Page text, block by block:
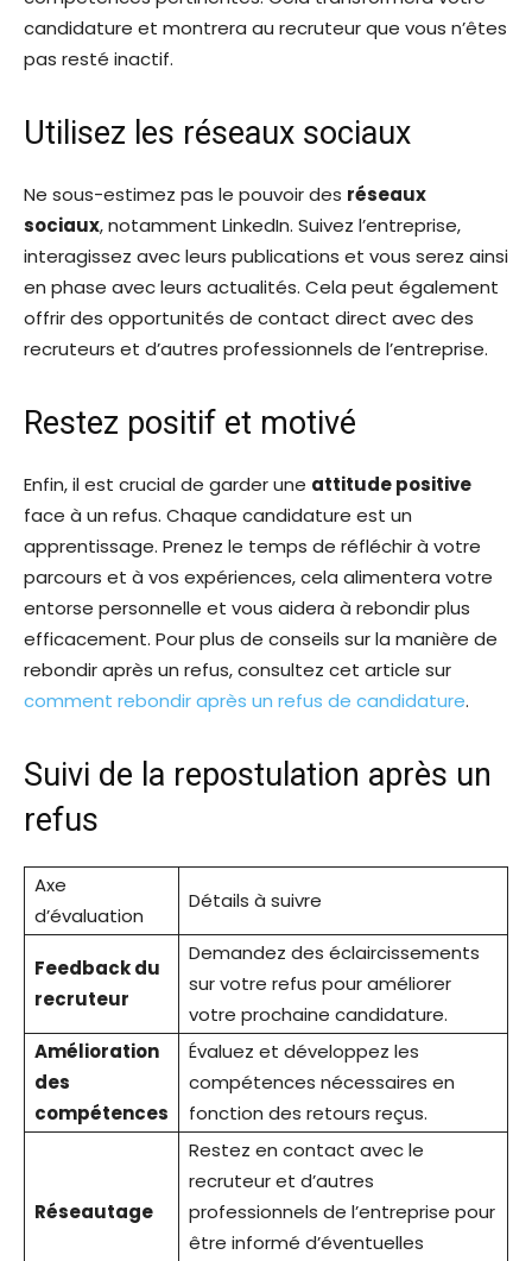
candidature et montrera au recruteur que vous n’êtes
pas resté inactif.
Utilisez les réseaux sociaux
Ne sous-estimez pas le pouvoir des réseaux
sociaux, notamment LinkedIn. Suivez l’entreprise,
interagissez avec leurs publications et vous serez ainsi
en phase avec leurs actualités. Cela peut également
offrir des opportunités de contact direct avec des
recruteurs et d’autres professionnels de l’entreprise.
Restez positif et motivé
Enfin, il est crucial de garder une attitude positive
face à un refus. Chaque candidature est un
apprentissage. Prenez le temps de réfléchir à votre
parcours et à vos expériences, cela alimentera votre
entorse personnelle et vous aidera à rebondir plus
efficacement. Pour plus de conseils sur la manière de
rebondir après un refus, consultez cet article sur
comment rebondir après un refus de candidature.
Suivi de la repostulation après un
refus
Axe
d’évaluation
Détails à suivre
Feedback du
recruteur
Demandez des éclaircissements
sur votre refus pour améliorer
votre prochaine candidature.
Amélioration
des
compétences
Évaluez et développez les
compétences nécessaires en
fonction des retours reçus.
Réseautage
Restez en contact avec le
recruteur et d’autres
professionnels de l’entreprise pour
être informé d’éventuelles